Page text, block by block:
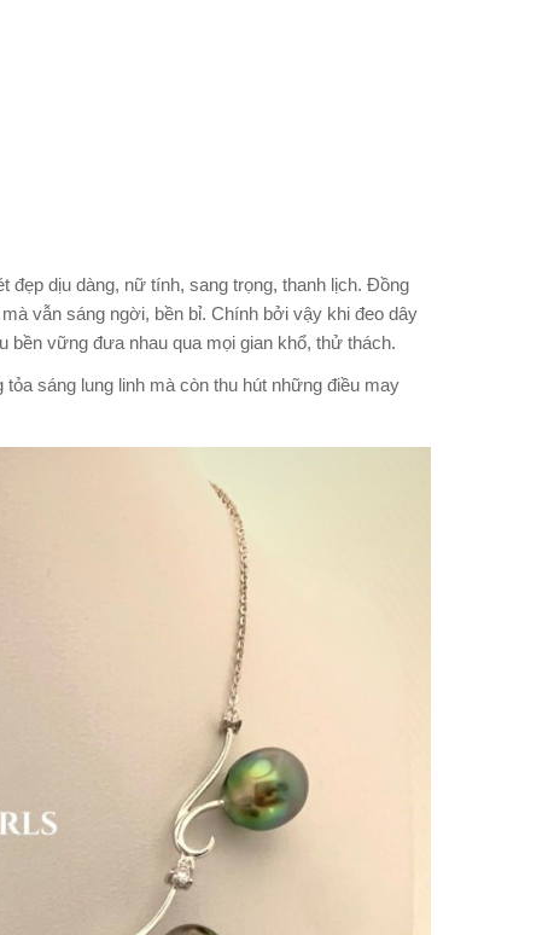
dịu dàng, nữ tính, sang trọng, thanh lịch. Đồng
vẫn sáng ngời, bền bỉ. Chính bởi vậy khi đeo dây
vững đưa nhau qua mọi gian khổ, thử thách.
sáng lung linh mà còn thu hút những điều may